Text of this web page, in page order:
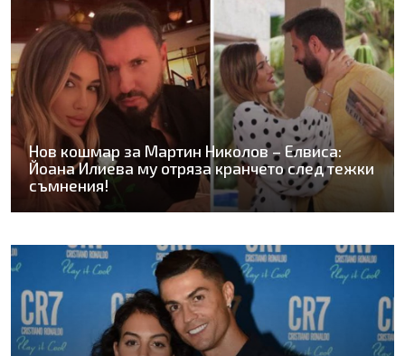
Нов кошмар за Мартин Николов – Елвиса:
Йоана Илиева му отряза кранчето след тежки
съмнения!